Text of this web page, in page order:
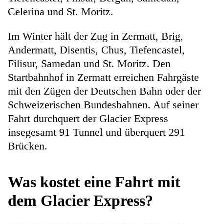
Celerina und St. Moritz.
Im Winter hält der Zug in Zermatt, Brig,
Andermatt, Disentis, Chus, Tiefencastel,
Filisur, Samedan und St. Moritz. Den
Startbahnhof in Zermatt erreichen Fahrgäste
mit den Zügen der Deutschen Bahn oder der
Schweizerischen Bundesbahnen. Auf seiner
Fahrt durchquert der Glacier Express
insegesamt 91 Tunnel und überquert 291
Brücken.
Was kostet eine Fahrt mit
dem Glacier Express?